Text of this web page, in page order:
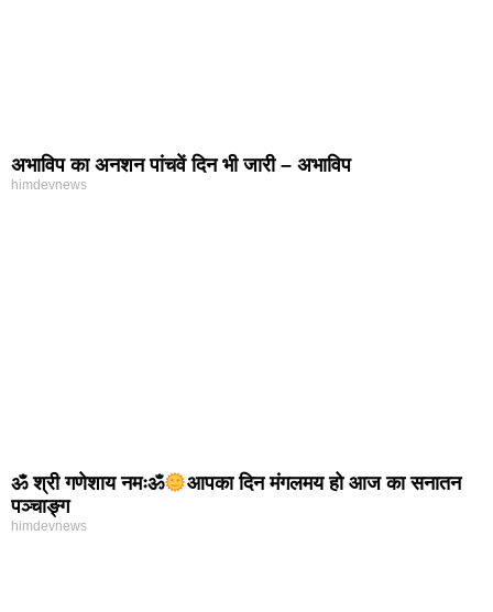
अभाविप का अनशन पांचवें दिन भी जारी – अभाविप
himdevnews
ॐ श्री गणेशाय नमःॐ
आपका दिन मंगलमय हो आज का सनातन
पञ्चाङ्ग
himdevnews